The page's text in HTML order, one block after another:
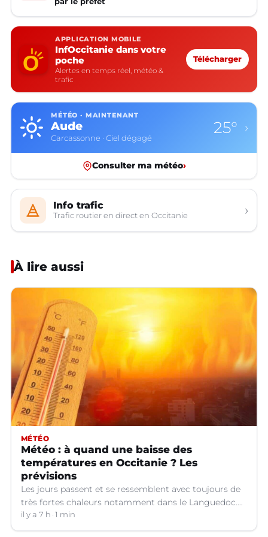
APPLICATION MOBILE
InfOccitanie dans votre
poche
Alertes en temps réel, météo &
trafic
Télécharger
MÉTÉO · MAINTENANT
Aude
Carcassonne · Ciel dégagé
25° ›
Consulter ma météo›
Info trafic
Trafic routier en direct en Occitanie ›
À lire aussi
MÉTÉO
Météo : à quand une baisse des
températures en Occitanie ? Les
prévisions
Les jours passent et se ressemblent avec toujours de
très fortes chaleurs notamment dans le Languedoc.
Jusqu’à quand ?
il y a 7 h 1 min